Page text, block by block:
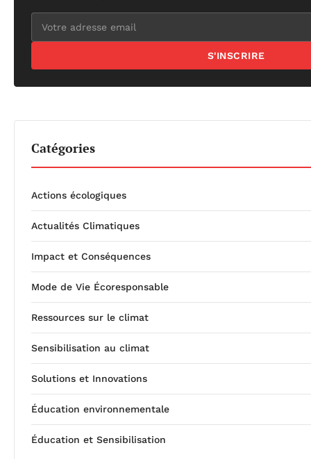
S'INSCRIRE
Catégories
Actions écologiques
Actualités Climatiques
Impact et Conséquences
Mode de Vie Écoresponsable
Ressources sur le climat
Sensibilisation au climat
Solutions et Innovations
Éducation environnementale
Éducation et Sensibilisation